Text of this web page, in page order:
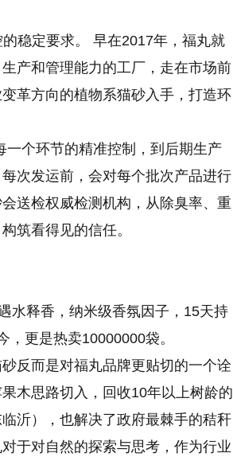
稳定要求。 早在2017年，福丸就
产和管理能力的工厂，走在市场前
革方向的植物系猫砂入手，打造环
个环节的精准控制，到后期生产
次发运前，会对每个批次产品进行
送检权威检测机构，从除臭率、重
筑看得见的信任。
水释香，纳米级香氛因子，15天持
更是热卖10000000袋。
反而是对福丸品牌更贴切的一个诠
木思路切入，回收10年以上树龄的
沂），也解决了政府最棘手的秸秆
于对自然的探索与思考，作为行业